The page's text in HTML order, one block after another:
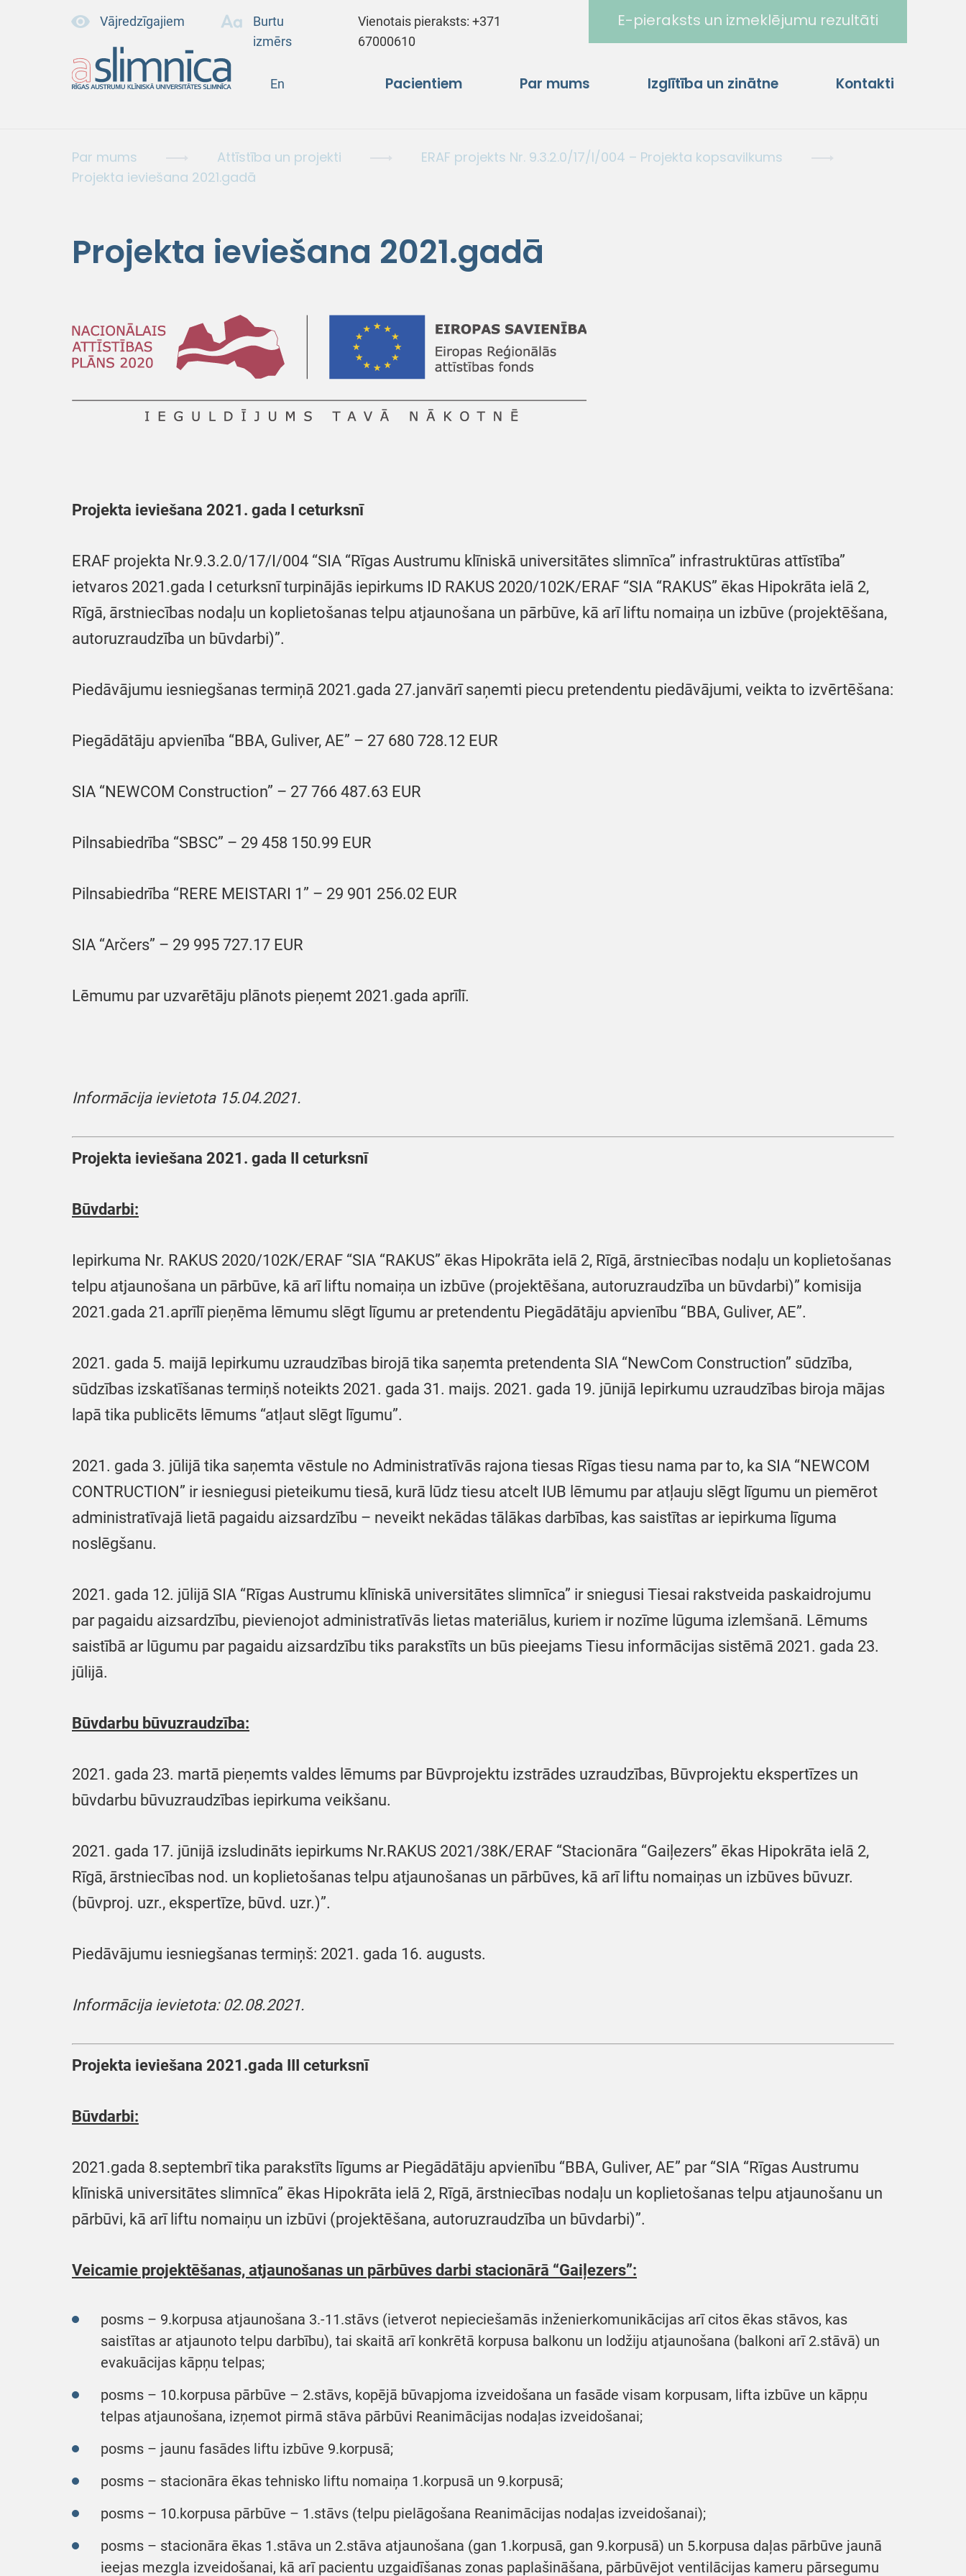
Vājredzīgajiem
Burtu
izmērs
Vienotais pieraksts:+371
67000610
E-pieraksts un izmeklējumu rezultāti
En Pacientiem Par mums Izglītība un zinātne Kontakti
Par mums Attīstība un projekti
ERAF projekts Nr. 9.3.2.0/17/I/004 – Projekta kopsavilkums
Projekta ieviešana 2021.gadā
Projekta ieviešana 2021.gadā
Projekta ieviešana 2021. gada I ceturksnī
ERAF projekta Nr.9.3.2.0/17/I/004 “SIA “Rīgas Austrumu klīniskā universitātes slimnīca” infrastruktūras attīstība”
ietvaros 2021.gada I ceturksnī turpinājās iepirkums ID RAKUS 2020/102K/ERAF “SIA “RAKUS” ēkas Hipokrāta ielā 2,
Rīgā, ārstniecības nodaļu un koplietošanas telpu atjaunošana un pārbūve, kā arī liftu nomaiņa un izbūve (projektēšana,
autoruzraudzība un būvdarbi)”.
Piedāvājumu iesniegšanas termiņā 2021.gada 27.janvārī saņemti piecu pretendentu piedāvājumi, veikta to izvērtēšana:
Piegādātāju apvienība “BBA, Guliver, AE” – 27 680 728.12 EUR
SIA “NEWCOM Construction” – 27 766 487.63 EUR
Pilnsabiedrība “SBSC” – 29 458 150.99 EUR
Pilnsabiedrība “RERE MEISTARI 1” – 29 901 256.02 EUR
SIA “Arčers” – 29 995 727.17 EUR
Lēmumu par uzvarētāju plānots pieņemt 2021.gada aprīlī.
Informācija ievietota 15.04.2021.
Projekta ieviešana 2021. gada II ceturksnī
Būvdarbi:
Iepirkuma Nr. RAKUS 2020/102K/ERAF “SIA “RAKUS” ēkas Hipokrāta ielā 2, Rīgā, ārstniecības nodaļu un koplietošanas
telpu atjaunošana un pārbūve, kā arī liftu nomaiņa un izbūve (projektēšana, autoruzraudzība un būvdarbi)” komisija
2021.gada 21.aprīlī pieņēma lēmumu slēgt līgumu ar pretendentu Piegādātāju apvienību “BBA, Guliver, AE”.
2021. gada 5. maijā Iepirkumu uzraudzības birojā tika saņemta pretendenta SIA “NewCom Construction” sūdzība,
sūdzības izskatīšanas termiņš noteikts 2021. gada 31. maijs. 2021. gada 19. jūnijā Iepirkumu uzraudzības biroja mājas
lapā tika publicēts lēmums “atļaut slēgt līgumu”.
2021. gada 3. jūlijā tika saņemta vēstule no Administratīvās rajona tiesas Rīgas tiesu nama par to, ka SIA “NEWCOM
CONTRUCTION” ir iesniegusi pieteikumu tiesā, kurā lūdz tiesu atcelt IUB lēmumu par atļauju slēgt līgumu un piemērot
administratīvajā lietā pagaidu aizsardzību – neveikt nekādas tālākas darbības, kas saistītas ar iepirkuma līguma
noslēgšanu.
2021. gada 12. jūlijā SIA “Rīgas Austrumu klīniskā universitātes slimnīca” ir sniegusi Tiesai rakstveida paskaidrojumu
par pagaidu aizsardzību, pievienojot administratīvās lietas materiālus, kuriem ir nozīme lūguma izlemšanā. Lēmums
saistībā ar lūgumu par pagaidu aizsardzību tiks parakstīts un būs pieejams Tiesu informācijas sistēmā 2021. gada 23.
jūlijā.
Būvdarbu būvuzraudzība:
2021. gada 23. martā pieņemts valdes lēmums par Būvprojektu izstrādes uzraudzības, Būvprojektu ekspertīzes un
būvdarbu būvuzraudzības iepirkuma veikšanu.
2021. gada 17. jūnijā izsludināts iepirkums Nr.RAKUS 2021/38K/ERAF “Stacionāra “Gaiļezers” ēkas Hipokrāta ielā 2,
Rīgā, ārstniecības nod. un koplietošanas telpu atjaunošanas un pārbūves, kā arī liftu nomaiņas un izbūves būvuzr.
(būvproj. uzr., ekspertīze, būvd. uzr.)”.
Piedāvājumu iesniegšanas termiņš: 2021. gada 16. augusts.
Informācija ievietota: 02.08.2021.
Projekta ieviešana 2021.gada III ceturksnī
Būvdarbi:
2021.gada 8.septembrī tika parakstīts līgums ar Piegādātāju apvienību “BBA, Guliver, AE” par “SIA “Rīgas Austrumu
klīniskā universitātes slimnīca” ēkas Hipokrāta ielā 2, Rīgā, ārstniecības nodaļu un koplietošanas telpu atjaunošanu un
pārbūvi, kā arī liftu nomaiņu un izbūvi (projektēšana, autoruzraudzība un būvdarbi)”.
Veicamie projektēšanas, atjaunošanas un pārbūves darbi stacionārā “Gaiļezers”:
posms – 9.korpusa atjaunošana 3.-11.stāvs (ietverot nepieciešamās inženierkomunikācijas arī citos ēkas stāvos, kas
saistītas ar atjaunoto telpu darbību), tai skaitā arī konkrētā korpusa balkonu un lodžiju atjaunošana (balkoni arī 2.stāvā) un
evakuācijas kāpņu telpas;
posms – 10.korpusa pārbūve – 2.stāvs, kopējā būvapjoma izveidošana un fasāde visam korpusam, lifta izbūve un kāpņu
telpas atjaunošana, izņemot pirmā stāva pārbūvi Reanimācijas nodaļas izveidošanai;
posms – jaunu fasādes liftu izbūve 9.korpusā;
posms – stacionāra ēkas tehnisko liftu nomaiņa 1.korpusā un 9.korpusā;
posms – 10.korpusa pārbūve – 1.stāvs (telpu pielāgošana Reanimācijas nodaļas izveidošanai);
posms – stacionāra ēkas 1.stāva un 2.stāva atjaunošana (gan 1.korpusā, gan 9.korpusā) un 5.korpusa daļas pārbūve jaunā
ieejas mezgla izveidošanai, kā arī pacientu uzgaidīšanas zonas paplašināšana, pārbūvējot ventilācijas kameru pārsegumu